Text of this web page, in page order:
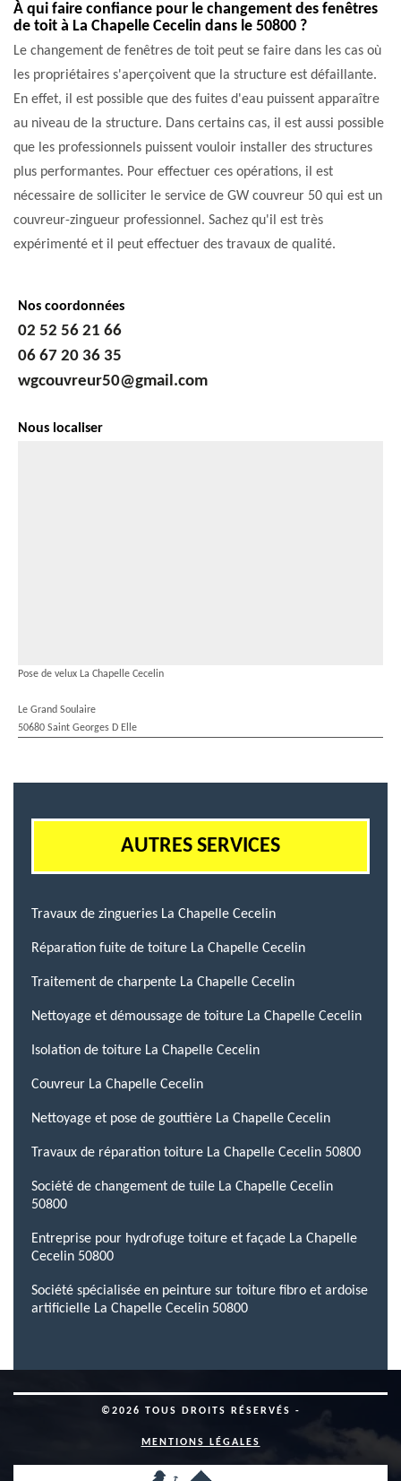
À qui faire confiance pour le changement des fenêtres
de toit à La Chapelle Cecelin dans le 50800 ?
Le changement de fenêtres de toit peut se faire dans les cas où
les propriétaires s'aperçoivent que la structure est défaillante.
En effet, il est possible que des fuites d'eau puissent apparaître
au niveau de la structure. Dans certains cas, il est aussi possible
que les professionnels puissent vouloir installer des structures
plus performantes. Pour effectuer ces opérations, il est
nécessaire de solliciter le service de GW couvreur 50 qui est un
couvreur-zingueur professionnel. Sachez qu'il est très
expérimenté et il peut effectuer des travaux de qualité.
Nos coordonnées
02 52 56 21 66
06 67 20 36 35
wgcouvreur50@gmail.com
Nous localiser
Pose de velux La Chapelle Cecelin
Le Grand Soulaire
50680 Saint Georges D Elle
AUTRES SERVICES
Travaux de zingueries La Chapelle Cecelin
Réparation fuite de toiture La Chapelle Cecelin
Traitement de charpente La Chapelle Cecelin
Nettoyage et démoussage de toiture La Chapelle Cecelin
Isolation de toiture La Chapelle Cecelin
Couvreur La Chapelle Cecelin
Nettoyage et pose de gouttière La Chapelle Cecelin
Travaux de réparation toiture La Chapelle Cecelin 50800
Société de changement de tuile La Chapelle Cecelin
50800
Entreprise pour hydrofuge toiture et façade La Chapelle
Cecelin 50800
Société spécialisée en peinture sur toiture fibro et ardoise
artificielle La Chapelle Cecelin 50800
©2026 TOUS DROITS RÉSERVÉS -
MENTIONS LÉGALES